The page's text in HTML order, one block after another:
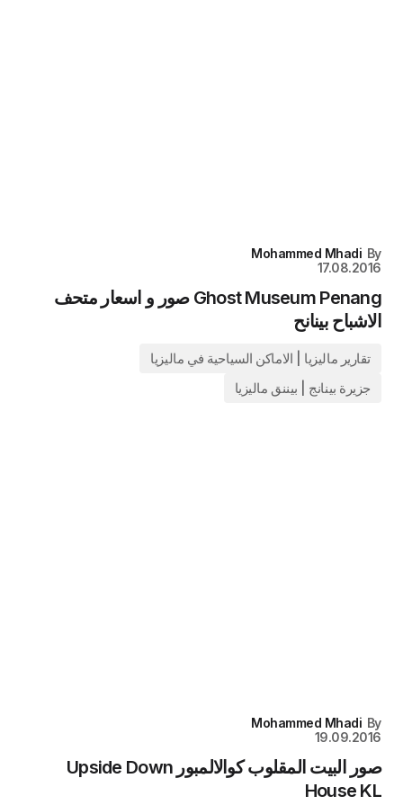
By
Mohammed Mhadi
17.08.2016
Ghost Museum Penang صور و اسعار متحف
الاشباح بينانح
تقارير ماليزيا | الاماكن السياحية في ماليزيا
جزيرة بينانج | بيننق ماليزيا
By
Mohammed Mhadi
19.09.2016
صور البيت المقلوب كوالالمبور Upside Down
House KL